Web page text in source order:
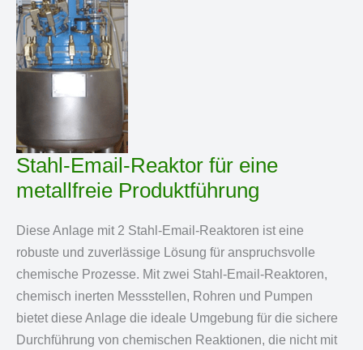
Stahl-Email-Reaktor für eine
metallfreie Produktführung
Diese Anlage mit 2 Stahl-Email-Reaktoren ist eine
robuste und zuverlässige Lösung für anspruchsvolle
chemische Prozesse. Mit zwei Stahl-Email-Reaktoren,
chemisch inerten Messstellen, Rohren und Pumpen
bietet diese Anlage die ideale Umgebung für die sichere
Durchführung von chemischen Reaktionen, die nicht mit